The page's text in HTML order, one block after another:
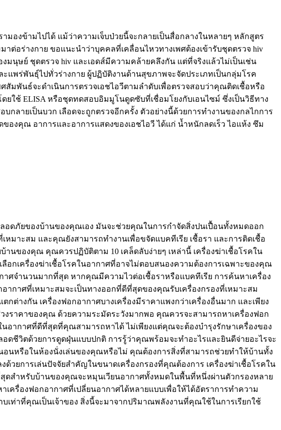
องข้ามไปได้ แม้ว่าความเจ็บป่วยนี้จะกลายเป็นสื่อกลางในหลายๆ หลักสูตร
อร่างกาย ขอแนะนำว่าบุคคลที่เคลื่อนไหวทางเพศต้องเข้ารับชุดตรวจ hiv
นุษย์ ชุดตรวจ hiv และเอดส์มีความคล้ายคลึงกัน แต่ที่จริงแล้วไม่เป็นเช่น
ะแพร่พันธุ์ไปทั่วร่างกาย ผู้ปฏิบัติงานด้านสุขภาพจะจัดประเภทเป็นกลุ่มโรค
พันธ์จะดำเนินการตรวจเอชไอวีตามลำดับเพื่อตรวจสอบว่าคุณติดเชื้อหรือ
ใช้ ELISA หรือชุดทดสอบอิมมูโนดูดซับที่เชื่อมโยงกับเอนไซม์ ซึ่งเป็นวิธีทาง
ลายเป็นบวก เลือดจะถูกตรวจอีกครั้ง ตัวอย่างนี้ด้วยการทำงานของกลไกการ
งคุณ อาการและอาการแสดงของเอชไอวี ได้แก่ น้ำหนักลดเร็ว ไอแห้ง ซึม
ดภัยของบ้านของคุณเอง มันจะช่วยคุณในการกำจัดสิ่งปนเปื้อนทั้งหมดออก
าะสม และคุณยังสามารถทำงานเพื่อขจัดแบคทีเรีย เชื้อรา และการติดเชื้อ
นของคุณ คุณควรปฏิบัติตาม 10 เคล็ดลับง่ายๆ เหล่านี้ เครื่องฆ่าเชื้อโรคใน
กเครื่องฆ่าเชื้อโรคในอากาศที่อาจไม่ตอบสนองความต้องการเฉพาะของคุณ
าศจำนวนมากที่สุด หากคุณมีความไวต่อเชื้อราหรือแบคทีเรีย การค้นหาเครื่อง
ากาศที่เหมาะสมจะเป็นทางออกที่ดีที่สุดของคุณรับเครื่องกรองที่เหมาะสม
างกัน เครื่องฟอกอากาศบางเครื่องมีราคาแพงกว่าเครื่องอื่นมาก และเพียง
ราคาของคุณ ด้วยความระมัดระวังมากพอ คุณควรจะสามารถหาเครื่องฟอก
นอากาศที่ดีที่สุดที่คุณสามารถหาได้ ไม่เพียงแต่คุณจะต้องบำรุงรักษาเครื่องของ
ดชีวิตด้วยการดูดฝุ่นแบบปกติ การรู้ว่าคุณพร้อมจะทำอะไรและยินดีจ่ายอะไรจะ
นหรือในห้องนั่งเล่นของคุณหรือไม่ คุณต้องการสิ่งที่สามารถช่วยทำให้บ้านทั้ง
ยการเล่นปัจจัยสำคัญในขนาดเครื่องกรองที่คุณต้องการ เครื่องฆ่าเชื้อโรคใน
ดสำหรับบ้านของคุณจะหมุนเวียนอากาศทั้งหมดในพื้นที่หนึ่งผ่านตัวกรองหลาย
ครื่องฟอกอากาศที่เปลี่ยนอากาศได้หลายแบบเพื่อให้ได้อัตราการทำความ
เท่าที่คุณเป็นเจ้าของ สิ่งนี้จะมาจากปริมาณพลังงานที่คุณใช้ในการเรียกใช้